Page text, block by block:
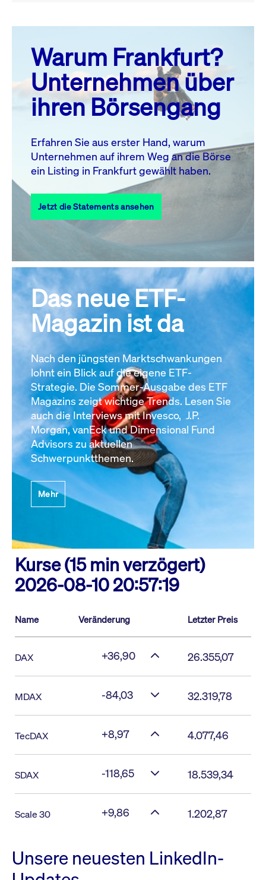
August 26
MO. DI. MI. DO. FR. SA. SO.
1
2
3
4 5 6 7 8
17 18 19 20 21 22
23
27 28
31
Alle Events
Warum Frankfurt?
Unternehmen über
ihren Börsengang
Erfahren Sie aus erster Hand, warum
Unternehmen auf ihrem Weg an die Börse
ein Listing in Frankfurt gewählt haben.
Jetzt die Statements ansehen
Das neue ETF-
Magazin ist da
Nach den jüngsten Marktschwankungen
lohnt ein Blick auf die eigene ETF-
Strategie. Die Sommer-Ausgabe des ETF
Magazins zeigt wichtige Trends. Lesen Sie
auch die Interviews mit Invesco, J.P.
Morgan, vanEck und Dimensional Fund
Advisors zu aktuellen
Schwerpunktthemen.
Mehr
Kurse (15 min verzögert)
2026-08-10 20:57:19
Name Veränderung Letzter Preis
DAX +36,90 26.355,07
MDAX -84,03 32.319,78
TecDAX +8,97 4.077,46
SDAX -118,65 18.539,34
Scale 30 +9,86 1.202,87
Unsere neuesten LinkedIn-